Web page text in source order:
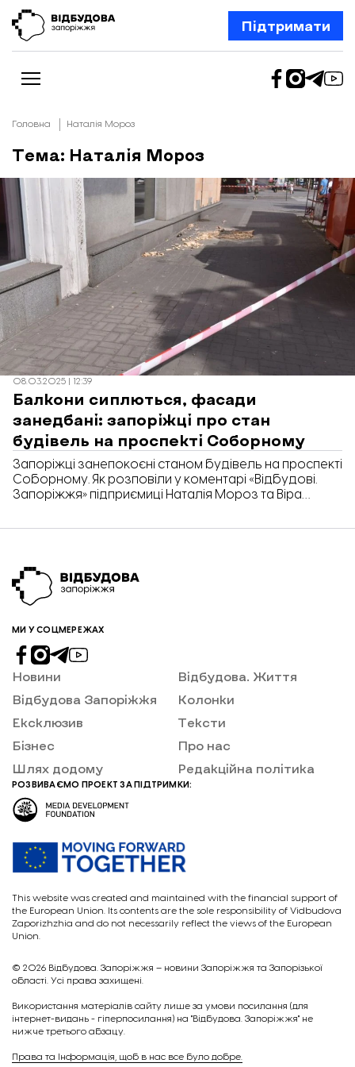
Підтримати
Новини
Відбудова Запоріжжя
Ексклюзив
Бізнес
Шлях додому
Відбудова. Життя
Колонки
Про нас
Редакційна політика
Головна Наталія Мороз
Тема: Наталія Мороз
08.03.2025 | 12:39
Балкони сиплються, фасади
занедбані: запоріжці про стан
будівель на проспекті Соборному
Запоріжці занепокоєні станом будівель на проспекті
Соборному. Як розповіли у коментарі «Відбудові.
Запоріжжя» підприємиці Наталія Мороз та Віра
проблем, які треба вирішувати: аварійні балкони,
МИ У СОЦМЕРЕЖАХ
Новини
Відбудова Запоріжжя
Ексклюзив
Бізнес
Шлях додому
Відбудова. Життя
Колонки
Тексти
Про нас
Редакційна політика
РОЗВИВАЄМО ПРОЕКТ ЗА ПІДТРИМКИ:
This website was created and maintained with the financial support of
the European Union. Its contents are the sole responsibility of Vidbudova
Zaporizhzhia and do not necessarily reflect the views of the European
Union.
© 2026 Відбудова. Запоріжжя – новини Запоріжжя та Запорізької
області. Усі права захищені.
Викориcтання матеріалів сайту лише за умови посилання (для
інтернет-видань - гіперпосилання) на "Відбудова. Запоріжжя" не
нижче третього абзацу.
Права та Інформація, щоб в нас все було добре.